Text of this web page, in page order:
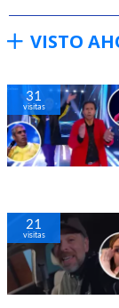
VISTO
31
visitas
21
visitas